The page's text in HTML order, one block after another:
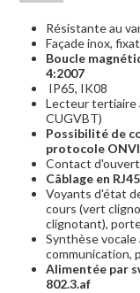
Résistante au
Façade inox,
Boucle
4:2007
IP65, IK08
Lecteur tertiaire
CUGVBT)
Possibilité de
protocole
Contact
Câblage en
Voyants d'état
cours (vert
clignotant),
Synthèse vocale
communication,
Alimentée par
802.3.af